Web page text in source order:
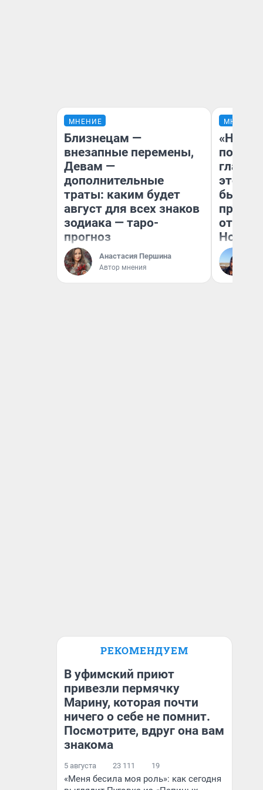
МНЕНИЕ
Близнецам —
внезапные перемены,
Девам —
дополнительные
траты: каким будет
август для всех знаков
зодиака — таро-
прогноз
Анастасия Першина
Автор мнения
МНЕНИЕ
этого
бьет
отзыв
Нолана
РЕКОМЕНДУЕМ
В уфимский приют
привезли пермячку
Марину, которая почти
ничего о себе не помнит.
Посмотрите, вдруг она вам
знакома
5 августа 23 111 19
«Меня бесила моя роль»: как сегодня